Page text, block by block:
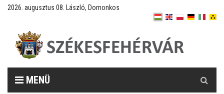
2026. augusztus 08. László, Domonkos
MENÜ